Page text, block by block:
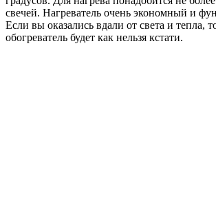
свечей. Нагреватель очень экономный и
Если вы оказались вдали от света и тепла,
обогреватель будет как нельзя кстати.